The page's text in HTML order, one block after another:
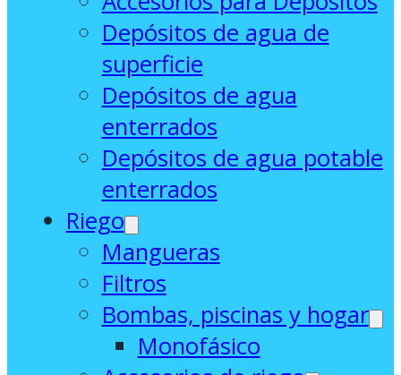
Depósitos de agua de
superficie
Depósitos de agua
enterrados
Depósitos de agua potable
enterrados
Riego
Mangueras
Filtros
Bombas, piscinas y hogar
Monofásico